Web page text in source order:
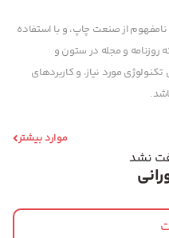
از صنعت چاپ، و با استفاده
روزنامه و مجله در ستون و
مورد نیاز، و کاربردهای
موارد بیشتر
نشد